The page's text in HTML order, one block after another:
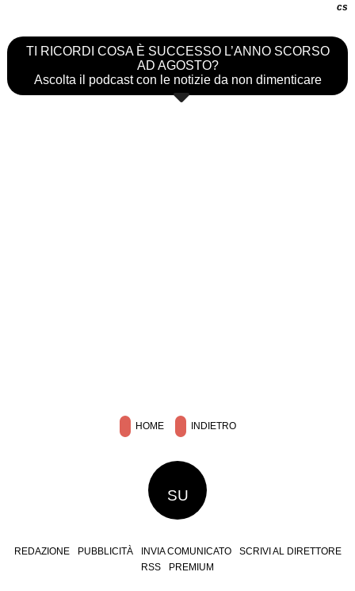
cs
TI RICORDI COSA È SUCCESSO L’ANNO SCORSO
AD AGOSTO?
Ascolta il podcast con le notizie da non dimenticare
HOME INDIETRO
SU
REDAZIONE PUBBLICITÀ INVIA COMUNICATO
SCRIVI AL DIRETTORE
RSS
PREMIUM